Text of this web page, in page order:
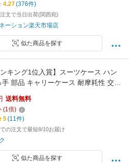
4.27(376件)
文で当日出荷(関西宛)
ーション楽天市場店
似た商品を探す
ンキング1位入賞】スーツケース ハン
手 部品 キャリーケース 耐摩耗性 交換
代替品 引きハンドル 補修用 修理 取
箱 (ブラック)
送料無料
(1倍)
5(11件)
の注文で最短8/10お届け
似た商品を探す